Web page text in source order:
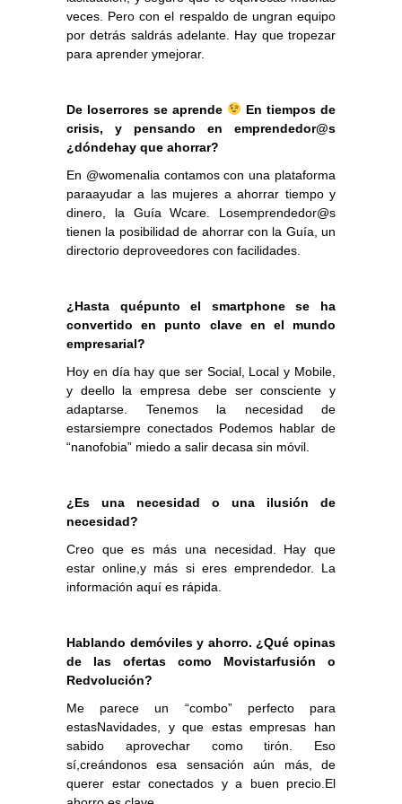
veces. Pero con el respaldo de ungran equipo
por detrás saldrás adelante. Hay que tropezar
para aprender ymejorar.
De loserrores se aprende
En tiempos de
crisis, y pensando en emprendedor@s
¿dóndehay que ahorrar?
En @womenalia contamos con una plataforma
paraayudar a las mujeres a ahorrar tiempo y
dinero, la Guía Wcare. Losemprendedor@s
tienen la posibilidad de ahorrar con la Guía, un
directorio deproveedores con facilidades.
¿Hasta quépunto el smartphone se ha
convertido en punto clave en el mundo
empresarial?
Hoy en día hay que ser Social, Local y Mobile,
y deello la empresa debe ser consciente y
adaptarse. Tenemos la necesidad de
estarsiempre conectados Podemos hablar de
“nanofobia” miedo a salir decasa sin móvil.
¿Es una necesidad o una ilusión de
necesidad?
Creo que es más una necesidad. Hay que
estar online,y más si eres emprendedor. La
información aquí es rápida.
Hablando demóviles y ahorro. ¿Qué opinas
de las ofertas como Movistarfusión o
Redvolución?
Me parece un “combo” perfecto para
estasNavidades, y que estas empresas han
sabido aprovechar como tirón. Eso
sí,creándonos esa sensación aún más, de
querer estar conectados y a buen precio.El